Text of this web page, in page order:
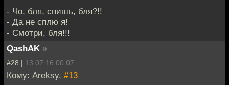
- Чо, бля, спишь, бля?!!
- Да не сплю я!
- Смотри, бля!!!
QashAK »
#28 | 13.07.16 00:07
Кому: Areksy, #13